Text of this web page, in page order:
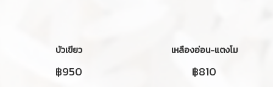
บัวเขียว
฿950
เหลืองอ่อน-แตงโม
฿810